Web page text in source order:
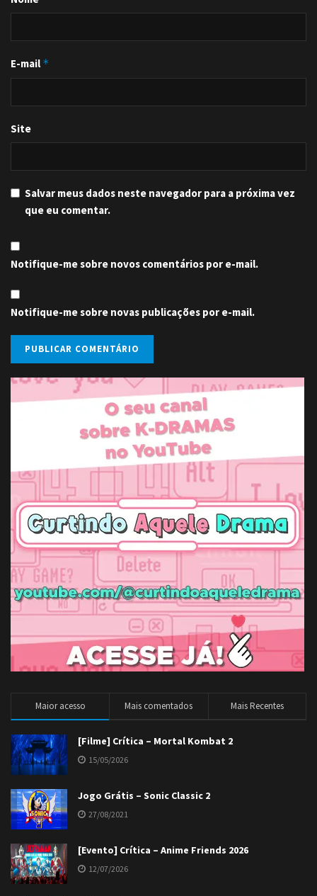
E-mail *
Site
Salvar meus dados neste navegador para a próxima vez
que eu comentar.
Notifique-me sobre novos comentários por e-mail.
Notifique-me sobre novas publicações por e-mail.
Maior acesso Mais comentados Mais Recentes
[Filme] Crítica – Mortal Kombat 2
15/05/2026
Jogo Grátis – Sonic Classic 2
27/08/2021
[Evento] Crítica – Anime Friends 2026
12/07/2026